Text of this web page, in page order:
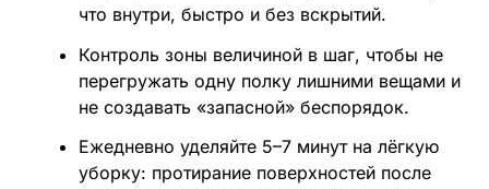
что внутри, быстро и без вскрытий.
Контроль зоны величиной в шаг, чтобы не
перегружать одну полку лишними вещами и
не создавать «запасной» беспорядок.
Ежедневно уделяйте 5–7 минут на лёгкую
уборку: протирание поверхностей после